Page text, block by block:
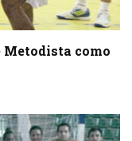
Metodista como